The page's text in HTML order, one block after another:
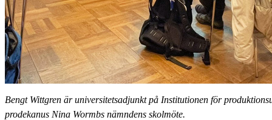
Bengt Wittgren är universitetsadjunkt på Institutionen för
prodekanus Nina Wormbs nämndens skolmöte.